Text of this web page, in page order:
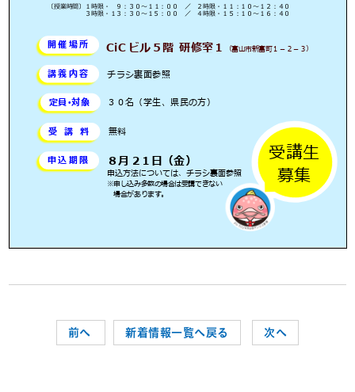
前へ 新着情報一覧へ戻る 次へ